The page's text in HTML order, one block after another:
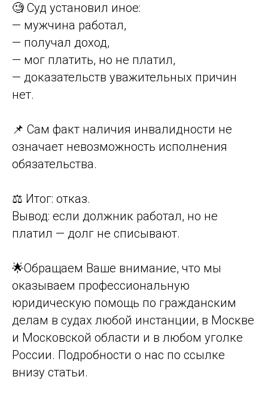
🧐 Суд установил иное:
— мужчина работал,
— получал доход,
— мог платить, но не платил,
— доказательств уважительных причин
нет.
📌 Сам факт наличия инвалидности не
означает невозможность исполнения
обязательства.
⚖️ Итог: отказ.
Вывод: если должник работал, но не
платил — долг не списывают.
🌟Обращаем Ваше внимание, что мы
оказываем профессиональную
юридическую помощь по гражданским
делам в судах любой инстанции, в Москве
и Московской области и в любом уголке
России. Подробности о нас по ссылке
внизу статьи.